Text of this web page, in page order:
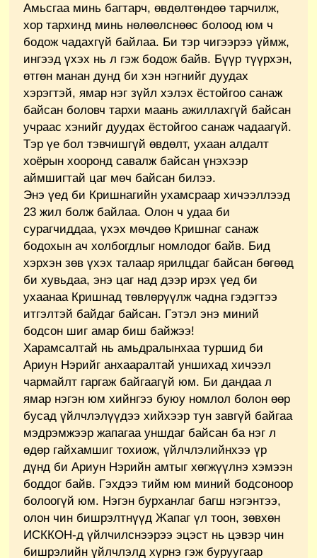
Амьсгаа минь багтарч, өвдөлтөндөө тарчилж,
хор тархинд минь нөлөөлснөөс болоод юм ч
бодож чадахгүй байлаа. Би тэр чигээрээ үймж,
ингээд үхэх нь л гэж бодож байв. Бүүр түүрхэн,
өтгөн манан дунд би хэн нэгнийг дуудах
хэрэгтэй, ямар нэг зүйл хэлэх ёстойгоо санаж
байсан боловч тархи маань ажиллахгүй байсан
учраас хэнийг дуудах ёстойгоо санаж чадаагүй.
Тэр үе бол тэвчишгүй өвдөлт, ухаан алдалт
хоёрын хооронд савалж байсан үнэхээр
аймшигтай цаг мөч байсан билээ.
Энэ үед би Кришнагийн ухамсраар хичээллээд
23 жил болж байлаа. Олон ч удаа би
сурагчиддаа, үхэх мөчдөө Кришнаг санаж
бодохын ач холбогдлыг номлодог байв. Бид
хэрхэн зөв үхэх талаар ярилцдаг байсан бөгөөд
би хувьдаа, энэ цаг над дээр ирэх үед би
ухаанаа Кришнад төвлөрүүлж чадна гэдэгтээ
итгэлтэй байдаг байсан. Гэтэл энэ миний
бодсон шиг амар биш байжээ!
Харамсалтай нь амьдралынхаа туршид би
Ариун Нэрийг анхааралтай уншихад хичээл
чармайлт гаргаж байгаагүй юм. Би дандаа л
ямар нэгэн юм хийнгээ буюу номлол болон өөр
бусад үйлчлэлүүдээ хийхээр тун завгүй байгаа
мэдрэмжээр жапагаа уншдаг байсан ба нэг л
өдөр гайхамшиг тохиож, үйлчлэлийнхээ үр
дүнд би Ариун Нэрийн амтыг хөгжүүлнэ хэмээн
боддог байв. Гэхдээ тийм юм миний бодсоноор
болоогүй юм. Нэгэн бурханлаг багш нэгэнтээ,
олон чин бишрэлтнүүд Жапаг үл тоон, зөвхөн
ИСККОН-д үйлчилснээрээ эцэст нь цэвэр чин
бишрэлийн үйлчлэлд хүрнэ гэж буруугаар